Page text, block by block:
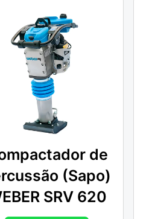
de
(Sapo)
SRV 620